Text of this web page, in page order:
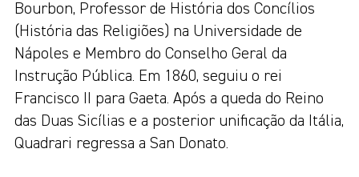
Bourbon, Professor de História dos Concílios
(História das Religiões) na Universidade de
Nápoles e Membro do Conselho Geral da
Instrução Pública. Em 1860, seguiu o rei
Francisco II para Gaeta. Após a queda do Reino
das Duas Sicílias e a posterior unificação da Itália,
Quadrari regressa a San Donato.